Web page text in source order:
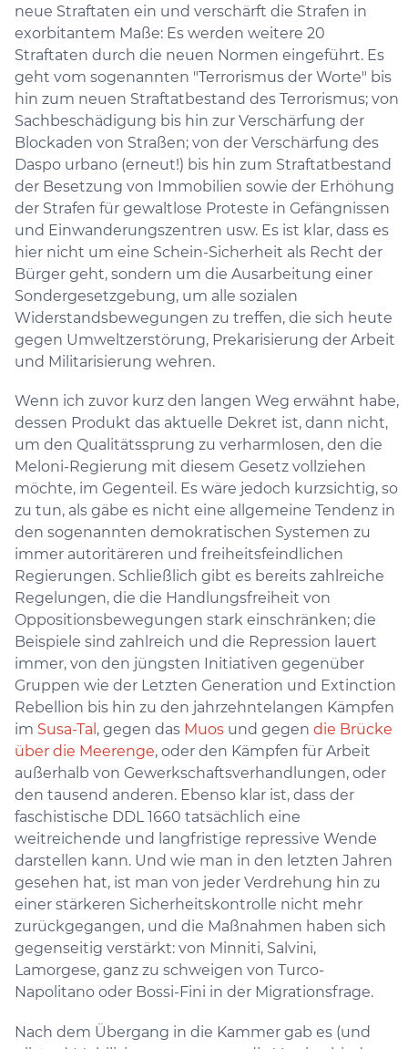
neue Straftaten ein und verschärft die Strafen in
exorbitantem Maße: Es werden weitere 20
Straftaten durch die neuen Normen eingeführt. Es
geht vom sogenannten "Terrorismus der Worte" bis
hin zum neuen Straftatbestand des Terrorismus; von
Sachbeschädigung bis hin zur Verschärfung der
Blockaden von Straßen; von der Verschärfung des
Daspo urbano (erneut!) bis hin zum Straftatbestand
der Besetzung von Immobilien sowie der Erhöhung
der Strafen für gewaltlose Proteste in Gefängnissen
und Einwanderungszentren usw. Es ist klar, dass es
hier nicht um eine Schein-Sicherheit als Recht der
Bürger geht, sondern um die Ausarbeitung einer
Sondergesetzgebung, um alle sozialen
Widerstandsbewegungen zu treffen, die sich heute
gegen Umweltzerstörung, Prekarisierung der Arbeit
und Militarisierung wehren.
Wenn ich zuvor kurz den langen Weg erwähnt habe,
dessen Produkt das aktuelle Dekret ist, dann nicht,
um den Qualitätssprung zu verharmlosen, den die
Meloni-Regierung mit diesem Gesetz vollziehen
möchte, im Gegenteil. Es wäre jedoch kurzsichtig, so
zu tun, als gäbe es nicht eine allgemeine Tendenz in
den sogenannten demokratischen Systemen zu
immer autoritäreren und freiheitsfeindlichen
Regierungen. Schließlich gibt es bereits zahlreiche
Regelungen, die die Handlungsfreiheit von
Oppositionsbewegungen stark einschränken; die
Beispiele sind zahlreich und die Repression lauert
immer, von den jüngsten Initiativen gegenüber
Gruppen wie der Letzten Generation und Extinction
Rebellion bis hin zu den jahrzehntelangen Kämpfen
im Susa-Tal , gegen das Muos und gegen die Brücke
über die Meerenge, oder den Kämpfen für Arbeit
außerhalb von Gewerkschaftsverhandlungen, oder
den tausend anderen. Ebenso klar ist, dass der
faschistische DDL 1660 tatsächlich eine
weitreichende und langfristige repressive Wende
darstellen kann. Und wie man in den letzten Jahren
gesehen hat, ist man von jeder Verdrehung hin zu
einer stärkeren Sicherheitskontrolle nicht mehr
zurückgegangen, und die Maßnahmen haben sich
gegenseitig verstärkt: von Minniti, Salvini,
Lamorgese, ganz zu schweigen von Turco-
Napolitano oder Bossi-Fini in der Migrationsfrage.
Nach dem Übergang in die Kammer gab es (und